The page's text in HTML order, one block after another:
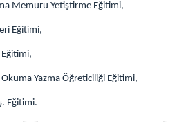
ve Değerlendirme
ve Krize Müdahale
Memuru Yetiştirme Eğitimi,
Eğitimi,
Yazma Öğreticiliği Eğitimi,
Eğitimi.